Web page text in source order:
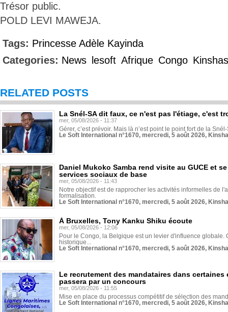
Trésor public.
POLD LEVI MAWEJA.
Tags: Princesse Adèle Kayinda
Categories: News lesoft Afrique Congo
RELATED POSTS
La Snél-SA dit faux, ce n'est pas l'étiage, c'est
mer, 05/08/2026 - 11:37
Gérer, c’est prévoir. Mais là n’est point le point fort de la
Le Soft International n°1670, mercredi, 5 août 2026,
Daniel Mukoko Samba rend visite au GUCE et
services sociaux de base
mer, 05/08/2026 - 11:43
Notre objectif est de rapprocher les activités informelles de
formalisation.
Le Soft International n°1670, mercredi, 5 août 2026,
À Bruxelles, Tony Kanku Shiku écoute
mer, 05/08/2026 - 12:06
Pour le Congo, la Belgique est un levier d'influence globale.
historique...
Le Soft International n°1670, mercredi, 5 août 2026,
Le recrutement des mandataires dans
passera par un concours
mer, 05/08/2026 - 11:55
Mise en place du processus compétitif de sélection des
Le Soft International n°1670, mercredi, 5 août 2026,